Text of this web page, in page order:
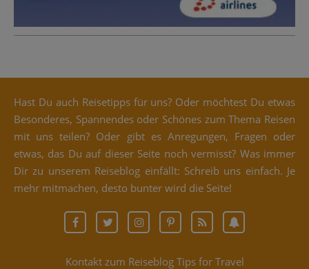
Hast Du auch Rei­se­tipps für uns? Oder möch­test Du etwas
Beson­de­res, Span­nen­des oder Schö­nes zum The­ma Rei­sen
mit uns tei­len? Oder gibt es Anre­gun­gen, Fra­gen oder
etwas, das Du auf die­ser Sei­te noch ver­misst? Was immer
Dir zu unse­rem Rei­se­blog ein­fällt: Schreib uns ein­fach. Je
mehr mit­ma­chen, des­to bun­ter wird die Seite!
Kontakt zum Reiseblog Tips for Travel